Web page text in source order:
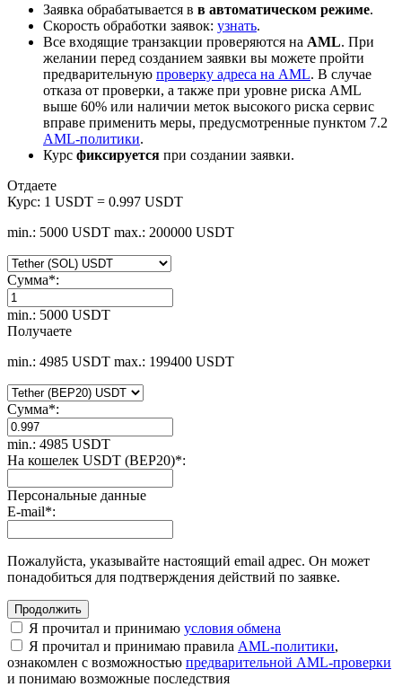
Заявка обрабатывается в в автоматическом режиме.
Скорость обработки заявок: узнать.
Все входящие транзакции проверяются на AML. При
желании перед созданием заявки вы можете пройти
предварительную проверку адреса на AML. В случае
отказа от проверки, а также при уровне риска AML
выше 60% или наличии меток высокого риска сервис
вправе применить меры, предусмотренные пунктом 7.2
AML-политики.
Курс фиксируется при создании заявки.
Отдаете
Курс: 1 USDT = 0.997 USDT
min.: 5000 USDT max.: 200000 USDT
Сумма*:
min.: 5000 USDT
Получаете
min.: 4985 USDT max.: 199400 USDT
Сумма*:
min.: 4985 USDT
На кошелек USDT (BEP20)*:
Персональные данные
E-mail*:
Пожалуйста, указывайте настоящий email адрес. Он может
понадобиться для подтверждения действий по заявке.
Я прочитал и принимаю условия обмена
Я прочитал и принимаю правила AML-политики,
ознакомлен с возможностью предварительной AML-проверки
и понимаю возможные последствия